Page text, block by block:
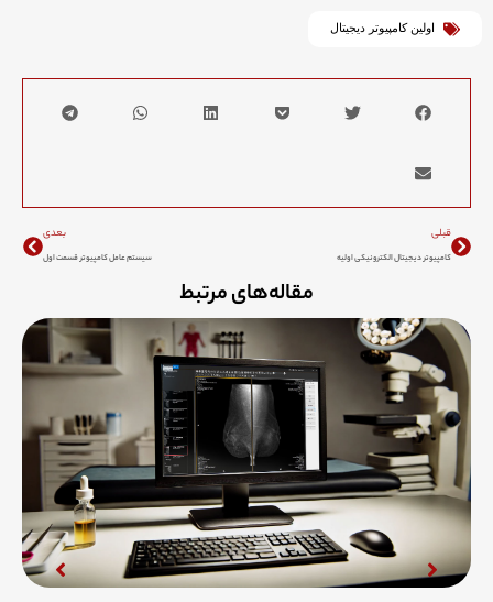
اولین کامپیوتر دیجیتال
قبلی
کامپیوتر دیجیتال الکترونیکی اولیه
بعدی
سیستم‌ عامل کامپیوتر قسمت اول
مقاله‌های مرتبط